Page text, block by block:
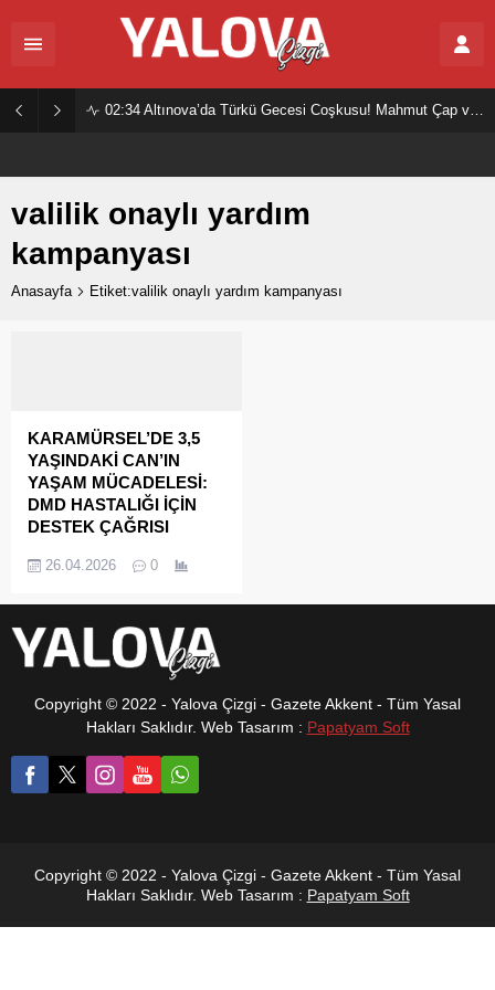
02:34 Altınova’da Türkü Gecesi Coşkusu! Mahmut Çap ve Ekibi Vatandaşları Buluşturdu
valilik onaylı yardım
kampanyası
Anasayfa Etiket:valilik onaylı yardım kampanyası
KARAMÜRSEL’DE 3,5
YAŞINDAKİ CAN’IN
YAŞAM MÜCADELESİ:
DMD HASTALIĞI İÇİN
DESTEK ÇAĞRISI
ilçesinde yaşayan 3,5
hastalıklarından biri olan
Duchenne Musküler Distrofi
Küçük yaşına rağmen zorlu
bir hastalıkla karşı karşıya
kalan Can için ailesi, hem
bölge halkına hem de
Türkiye genelinde duyarlı
26.04.2026 0
Copyright © 2022 - Yalova Çizgi - Gazete Akkent - Tüm Yasal
Hakları Saklıdır. Web Tasarım : Papatyam Soft
Copyright © 2022 - Yalova Çizgi - Gazete Akkent - Tüm Yasal
Hakları Saklıdır. Web Tasarım : Papatyam Soft